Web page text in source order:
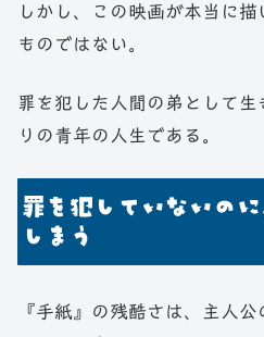
しかし、この映画が本当に
ものではない。
罪を犯した人間の弟として
りの青年の人生である。
罪を犯していないの
しまう
『手紙』の残酷さは、主人